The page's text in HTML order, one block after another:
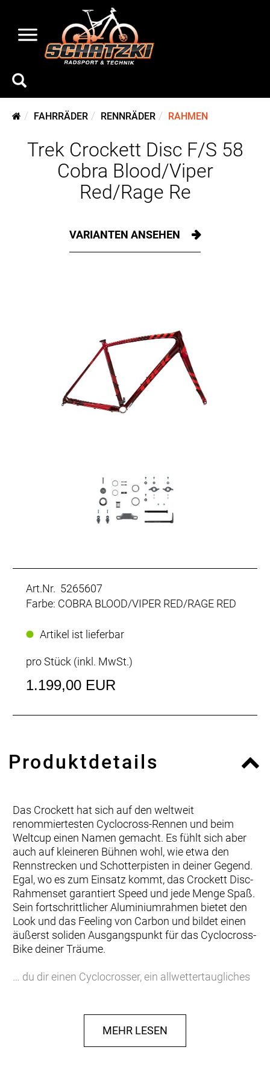
FAHRRÄDER RENNRÄDER RAHMEN
Trek Crockett Disc F/S 58
Cobra Blood/Viper
Red/Rage Re
VARIANTEN ANSEHEN
Art.Nr. 5265607
Farbe: COBRA BLOOD/VIPER RED/RAGE RED
Artikel ist lieferbar
pro Stück (inkl. MwSt.)
1.199,00 EUR
Produktdetails
Das Crockett hat sich auf den weltweit
renommiertesten Cyclocross-Rennen und beim
Weltcup einen Namen gemacht. Es fühlt sich aber
auch auf kleineren Bühnen wohl, wie etwa den
Rennstrecken und Schotterpisten in deiner Gegend.
Egal, wo es zum Einsatz kommt, das Crockett Disc-
Rahmenset garantiert Speed und jede Menge Spaß.
Sein fortschrittlicher Aluminiumrahmen bietet den
Look und das Feeling von Carbon und bildet einen
äußerst soliden Ausgangspunkt für das Cyclocross-
Bike deiner Träume.
… du dir einen Cyclocrosser, ein allwettertaugliches
suchst, die dir viel für dein Geld bietet.
Einen leichten und stabilen Rahmen aus 300 Series
MEHR LESEN